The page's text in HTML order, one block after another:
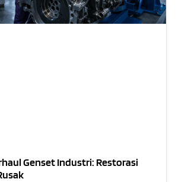
Genset Industri: Restorasi